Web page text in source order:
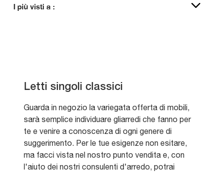
I più visti a :
Letti singoli classici
Guarda in negozio la variegata offerta di mobili,
sarà semplice individuare gliarredi che fanno per
te e venire a conoscenza di ogni genere di
suggerimento. Per le tue esigenze non esitare,
ma facci vista nel nostro punto vendita e, con
l'aiuto dei nostri consulenti d'arredo, potrai